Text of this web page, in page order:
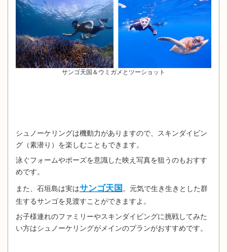
サンゴ天国＆ウミガメとツーショット
シュノーケリングは機動力がありますので、スキンダイビン
グ（素潜り）を楽しむこともできます。
泳ぐフォームやポーズを意識した映え写真を狙うのもおすす
めです。
また、石垣島は実はサンゴ天国 。元気で生き生きとした群
生するサンゴを見渡すことができますよ。
お子様連れのファミリーやスキンダイビングに挑戦してみた
い方はシュノーケリングがメインのプランがおすすめです。